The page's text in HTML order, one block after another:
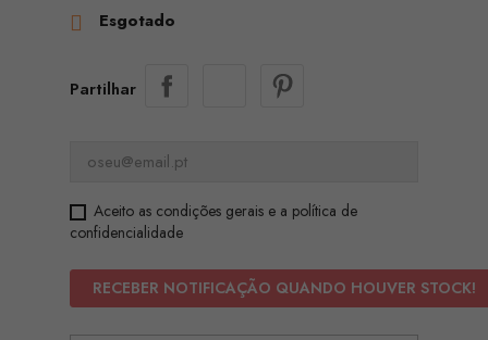
 Esgotado
Partilhar
Aceito as condições gerais e a política de
confidencialidade
RECEBER NOTIFICAÇÃO QUANDO HOUVER STOCK!